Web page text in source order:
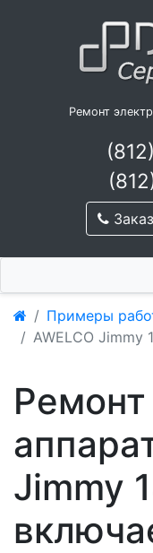
Ремонт
(812)
Примеры
AWELCO Jimmy
Ремонт
Jimmy